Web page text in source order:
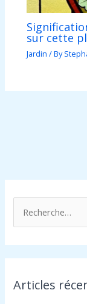
sur cette
Jardin / By
e
c
e
Articles